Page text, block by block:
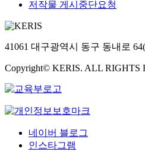
저작물 게시중단요청
41061 대구광역시 동구 동내로
Copyright© KERIS. ALL RIGHTS
네이버 블로그
인스타그램